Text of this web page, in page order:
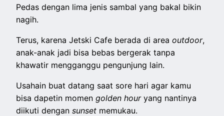
Pedas dengan lima jenis sambal yang bakal bikin
nagih.
Terus, karena Jetski Cafe berada di areaoutdoor,
anak-anak jadi bisa bebas bergerak tanpa
khawatir mengganggu pengunjung lain.
Usahain buat datang saat sore hari agar kamu
bisa dapetin momengolden houryang nantinya
diikuti dengansunset memukau.